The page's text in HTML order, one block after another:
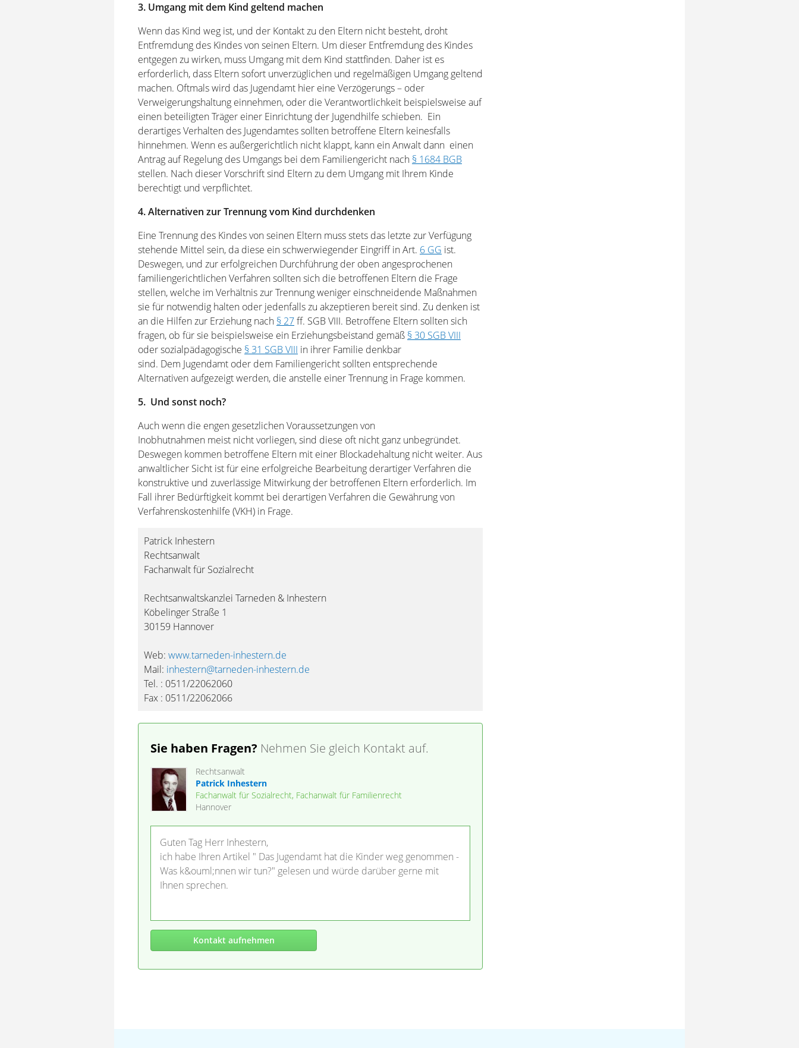
3. Umgang mit dem Kind geltend machen
Wenn das Kind weg ist, und der Kontakt zu den Eltern nicht besteht, droht
Entfremdung des Kindes von seinen Eltern. Um dieser Entfremdung des Kindes
entgegen zu wirken, muss Umgang mit dem Kind stattfinden. Daher ist es
erforderlich, dass Eltern sofort unverzüglichen und regelmäßigen Umgang geltend
machen. Oftmals wird das Jugendamt hier eine Verzögerungs – oder
Verweigerungshaltung einnehmen, oder die Verantwortlichkeit beispielsweise auf
einen beteiligten Träger einer Einrichtung der Jugendhilfe schieben. Ein
derartiges Verhalten des Jugendamtes sollten betroffene Eltern keinesfalls
hinnehmen. Wenn es außergerichtlich nicht klappt, kann ein Anwalt dann einen
Antrag auf Regelung des Umgangs bei dem Familiengericht nach § 1684 BGB
stellen. Nach dieser Vorschrift sind Eltern zu dem Umgang mit Ihrem Kinde
berechtigt und verpflichtet.
4. Alternativen zur Trennung vom Kind durchdenken
Eine Trennung des Kindes von seinen Eltern muss stets das letzte zur Verfügung
stehende Mittel sein, da diese ein schwerwiegender Eingriff in Art. 6 GG ist.
Deswegen, und zur erfolgreichen Durchführung der oben angesprochenen
familiengerichtlichen Verfahren sollten sich die betroffenen Eltern die Frage
stellen, welche im Verhältnis zur Trennung weniger einschneidende Maßnahmen
sie für notwendig halten oder jedenfalls zu akzeptieren bereit sind. Zu denken ist
an die Hilfen zur Erziehung nach § 27ff. SGB VIII. Betroffene Eltern sollten sich
fragen, ob für sie beispielsweise ein Erziehungsbeistand gemäß § 30 SGB VIII
oder sozialpädagogische § 31 SGB VIII in ihrer Familie denkbar
sind. Dem Jugendamt oder dem Familiengericht sollten entsprechende
Alternativen aufgezeigt werden, die anstelle einer Trennung in Frage kommen.
5. Und sonst noch?
Auch wenn die engen gesetzlichen Voraussetzungen von
Inobhutnahmen meist nicht vorliegen, sind diese oft nicht ganz unbegründet.
Deswegen kommen betroffene Eltern mit einer Blockadehaltung nicht weiter. Aus
anwaltlicher Sicht ist für eine erfolgreiche Bearbeitung derartiger Verfahren die
konstruktive und zuverlässige Mitwirkung der betroffenen Eltern erforderlich. Im
Fall ihrer Bedürftigkeit kommt bei derartigen Verfahren die Gewährung von
Verfahrenskostenhilfe (VKH) in Frage.
Patrick Inhestern
Rechtsanwalt
Fachanwalt für Sozialrecht
Rechtsanwaltskanzlei Tarneden & Inhestern
Köbelinger Straße 1
30159 Hannover
Web: www.tarneden-inhestern.de
Mail: inhestern@tarneden-inhestern.de
Tel. : 0511/22062060
Fax : 0511/22062066
Sie haben Fragen? Nehmen Sie gleich Kontakt auf.
Rechtsanwalt
Patrick Inhestern
Fachanwalt für Sozialrecht, Fachanwalt für Familienrecht
Hannover
Guten Tag Herr Inhestern,
ich habe Ihren Artikel " Das Jugendamt hat die Kinder weg genommen -
Was k&ouml;nnen wir tun?" gelesen und würde darüber gerne mit
Ihnen sprechen.
Kontakt aufnehmen